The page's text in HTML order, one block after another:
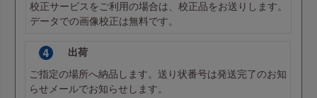
校正サービスをご利用の場合は、校正品をお送りします。
データでの画像校正は無料です。
出荷
ご指定の場所へ納品します。送り状番号は発送完了のお知
らせメールでお知らせします。